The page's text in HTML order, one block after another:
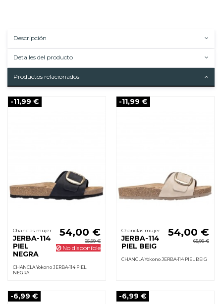
Descripción
Detalles del producto
Productos relacionados
-11,99 €
Chanclas mujer
JERBA-114
PIEL
NEGRA
54,00 €
65,99 €
No disponible
CHANCLA Yokono JERBA-114 PIEL
NEGRA
-11,99 €
Chanclas mujer
JERBA-114
PIEL BEIG
54,00 €
65,99 €
CHANCLA Yokono JERBA-114 PIEL BEIG
-6,99 € -6,99 €